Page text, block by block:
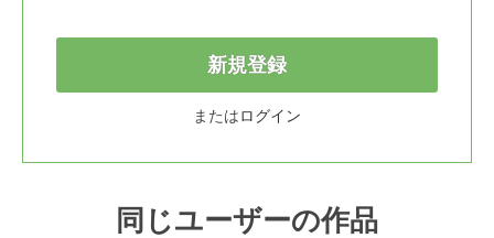
新規登録
またはログイン
同じユーザーの作品